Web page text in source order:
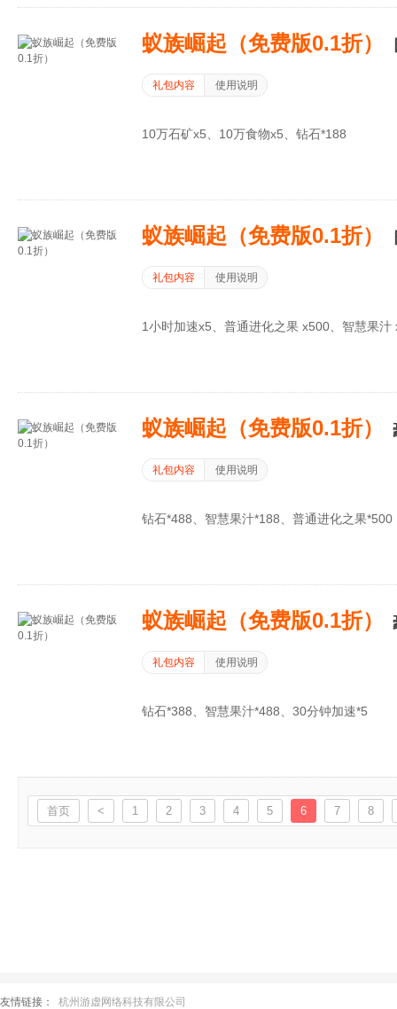
蚁族崛起（免费版0.1折）
礼包内容 使用说明
10万石矿x5、10万食物x5、钻石*188
蚁族崛起（免费版0.1折）
礼包内容 使用说明
1小时加速x5、普通进化之果 x500、智慧果汁
蚁族崛起（免费版0.1折）
礼包内容 使用说明
钻石*488、智慧果汁*188、普通进化之果*500
蚁族崛起（免费版0.1折）
礼包内容 使用说明
钻石*388、智慧果汁*488、30分钟加速*5
首页 < 1 2 3 4 5 6 7 8
友情链接： 杭州游虚网络科技有限公司